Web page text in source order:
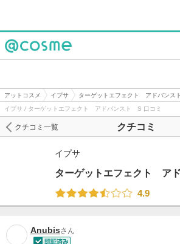
アットコスメ イプサ ターゲットエフェクト アドバンス
イプサ / ターゲットエフェクト アドバンスト S 口コミ
クチコミ
クチコミ一覧
イプサ
ターゲットエフェクト ア
4.9
Anubisさん